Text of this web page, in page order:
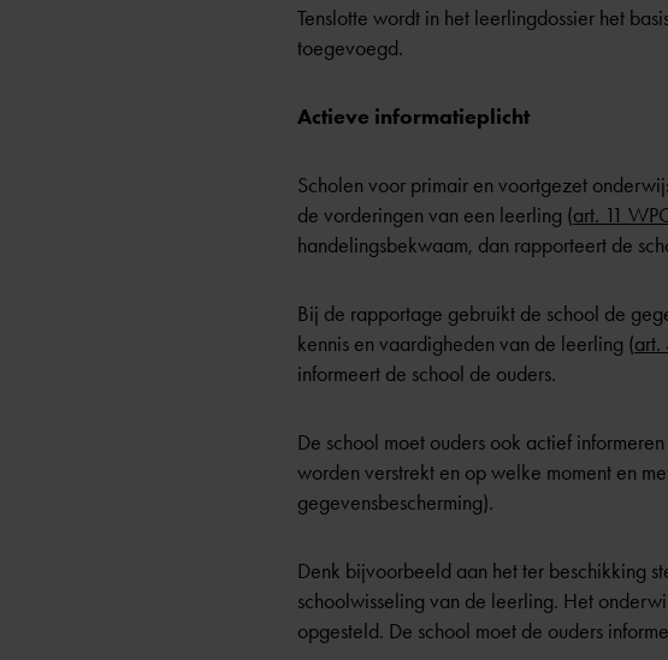
Tenslotte wordt in het leerlingdossier het
toegevoegd.
Actieve informatieplicht
Scholen voor primair en voortgezet
de vorderingen van een leerling (art. 11
handelingsbekwaam, dan rapporteert de
Bij de rapportage gebruikt de school de
kennis en vaardigheden van de leerling (
informeert de school de ouders.
De school moet ouders ook actief
worden verstrekt en op welke moment en
gegevensbescherming).
Denk bijvoorbeeld aan het ter beschikking
schoolwisseling van de leerling. Het
opgesteld. De school moet de ouders